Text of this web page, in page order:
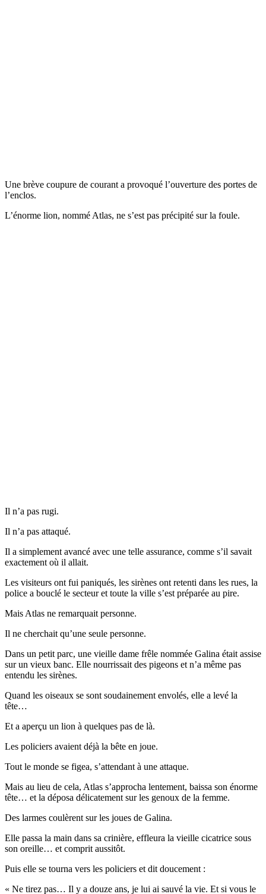
Une brève coupure de courant a provoqué l’ouverture des portes de
l’enclos.
L’énorme lion, nommé Atlas, ne s’est pas précipité sur la foule.
Il n’a pas rugi.
Il n’a pas attaqué.
Il a simplement avancé avec une telle assurance, comme s’il savait
exactement où il allait.
Les visiteurs ont fui paniqués, les sirènes ont retenti dans les rues, la
police a bouclé le secteur et toute la ville s’est préparée au pire.
Mais Atlas ne remarquait personne.
Il ne cherchait qu’une seule personne.
Dans un petit parc, une vieille dame frêle nommée Galina était assise
sur un vieux banc. Elle nourrissait des pigeons et n’a même pas
entendu les sirènes.
Quand les oiseaux se sont soudainement envolés, elle a levé la
tête…
Et a aperçu un lion à quelques pas de là.
Les policiers avaient déjà la bête en joue.
Tout le monde se figea, s’attendant à une attaque.
Mais au lieu de cela, Atlas s’approcha lentement, baissa son énorme
tête… et la déposa délicatement sur les genoux de la femme.
Des larmes coulèrent sur les joues de Galina.
Elle passa la main dans sa crinière, effleura la vieille cicatrice sous
son oreille… et comprit aussitôt.
Puis elle se tourna vers les policiers et dit doucement :
« Ne tirez pas… Il y a douze ans, je lui ai sauvé la vie. Et si vous le